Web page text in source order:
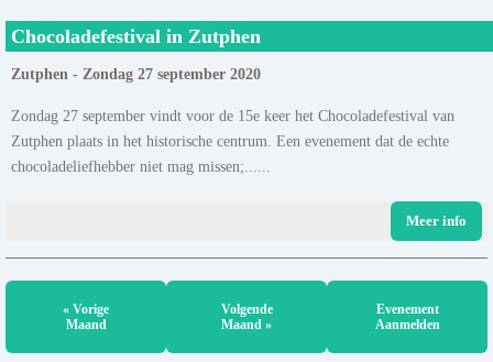
Chocoladefestival in Zutphen
Zutphen - Zondag 27 september 2020
Zondag 27 september vindt voor de 15e keer het Chocoladefestival van
Zutphen plaats in het historische centrum. Een evenement dat de echte
chocoladeliefhebber niet mag missen;......
Meer info
« Vorige
Maand
Volgende
Maand »
Evenement
Aanmelden